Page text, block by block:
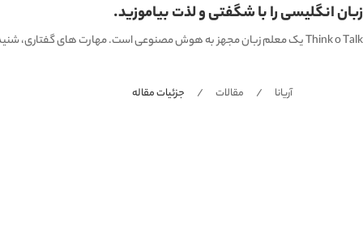
زبان انگلیسی را با شگفتی و لذت بیاموزید.
Think o Talk یک معلم زبان مجهز به هوش مصنوعی است. مهارت های گفتاری، شنیداری، نوشتن و تلفظ خود را تقویت کنید و 5 برابر سریع تر یاد بگیرید!
آریانا مقالات جزئیات مقاله